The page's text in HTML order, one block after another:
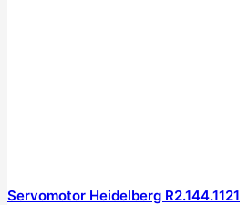
Servomotor Heidelberg R2.144.1121